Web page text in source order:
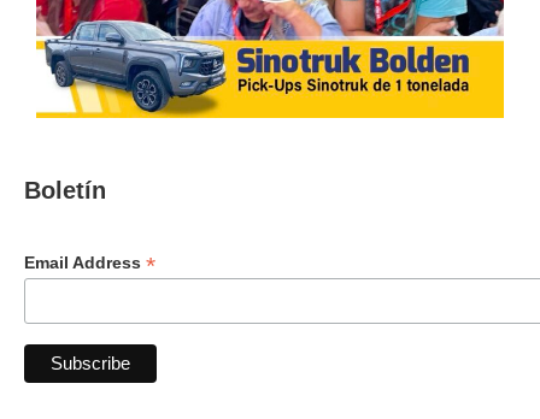
Boletín
Email Address *